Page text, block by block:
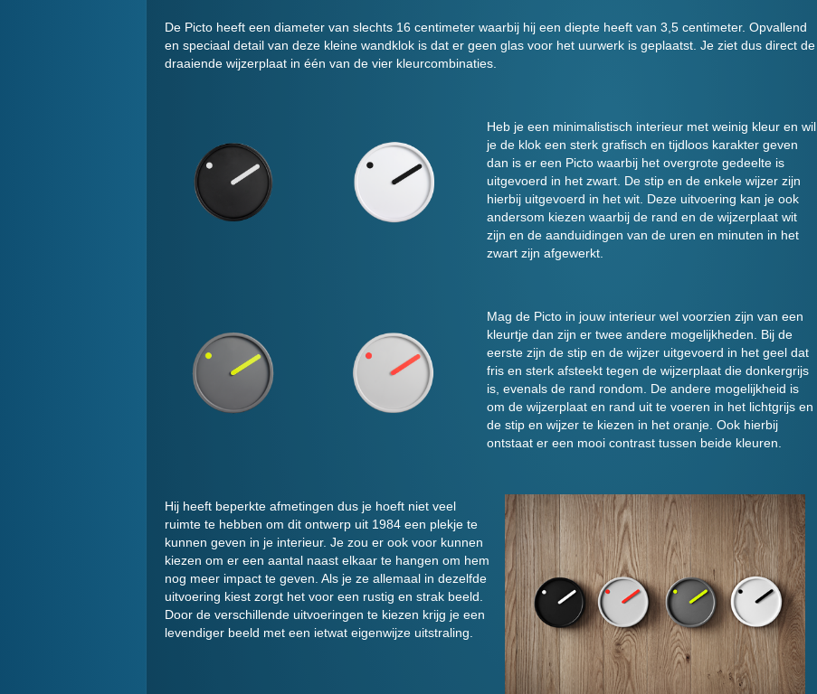
De Picto heeft een diameter van slechts 16 centimeter waarbij hij een diepte heeft van 3,5 centimeter. Opvallend
en speciaal detail van deze kleine wandklok is dat er geen glas voor het uurwerk is geplaatst. Je ziet dus direct de
draaiende wijzerplaat in één van de vier kleurcombinaties.
Heb je een minimalistisch interieur met weinig kleur en wil
je de klok een sterk grafisch en tijdloos karakter geven
dan is er een Picto waarbij het overgrote gedeelte is
uitgevoerd in het zwart. De stip en de enkele wijzer zijn
hierbij uitgevoerd in het wit. Deze uitvoering kan je ook
andersom kiezen waarbij de rand en de wijzerplaat wit
zijn en de aanduidingen van de uren en minuten in het
zwart zijn afgewerkt.
Mag de Picto in jouw interieur wel voorzien zijn van een
kleurtje dan zijn er twee andere mogelijkheden. Bij de
eerste zijn de stip en de wijzer uitgevoerd in het geel dat
fris en sterk afsteekt tegen de wijzerplaat die donkergrijs
is, evenals de rand rondom. De andere mogelijkheid is
om de wijzerplaat en rand uit te voeren in het lichtgrijs en
de stip en wijzer te kiezen in het oranje. Ook hierbij
ontstaat er een mooi contrast tussen beide kleuren.
Hij heeft beperkte afmetingen dus je hoeft niet veel
ruimte te hebben om dit ontwerp uit 1984 een plekje te
kunnen geven in je interieur. Je zou er ook voor kunnen
kiezen om er een aantal naast elkaar te hangen om hem
nog meer impact te geven. Als je ze allemaal in dezelfde
uitvoering kiest zorgt het voor een rustig en strak beeld.
Door de verschillende uitvoeringen te kiezen krijg je een
levendiger beeld met een ietwat eigenwijze uitstraling.